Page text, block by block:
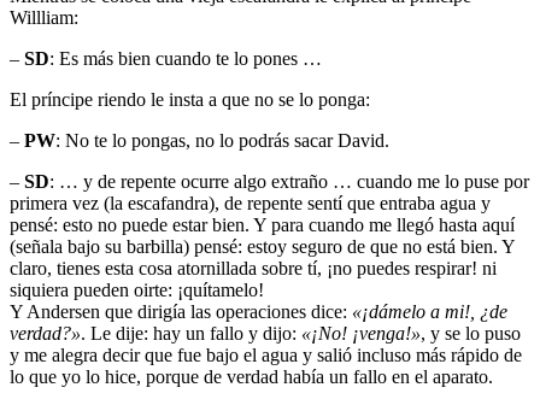
Willliam:
– SD: Es más bien cuando te lo pones …
El príncipe riendo le insta a que no se lo ponga:
– PW: No te lo pongas, no lo podrás sacar David.
– SD: … y de repente ocurre algo extraño … cuando me lo puse por
primera vez (la escafandra), de repente sentí que entraba agua y
pensé: esto no puede estar bien. Y para cuando me llegó hasta aquí
(señala bajo su barbilla) pensé: estoy seguro de que no está bien. Y
claro, tienes esta cosa atornillada sobre tí, ¡no puedes respirar! ni
siquiera pueden oirte: ¡quítamelo!
Y Andersen que dirigía las operaciones dice: «¡dámelo a mi!, ¿de
verdad?». Le dije: hay un fallo y dijo: «¡No! ¡venga!», y se lo puso
y me alegra decir que fue bajo el agua y salió incluso más rápido de
lo que yo lo hice, porque de verdad había un fallo en el aparato.